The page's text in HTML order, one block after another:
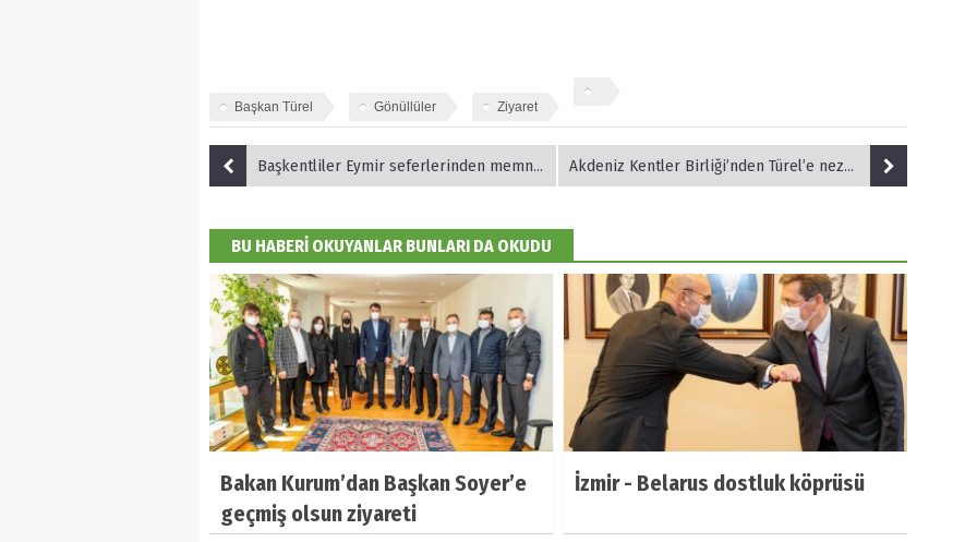
Başkan Türel Gönüllüler Ziyaret
Başkentliler Eymir seferlerinden memnun. Akdeniz Kentler Birliği’nden Türel’e nezaket ziyareti
BU HABERİ OKUYANLAR BUNLARI DA OKUDU
Bakan Kurum’dan Başkan Soyer’e
geçmiş olsun ziyareti
İzmir - Belarus dostluk köprüsü